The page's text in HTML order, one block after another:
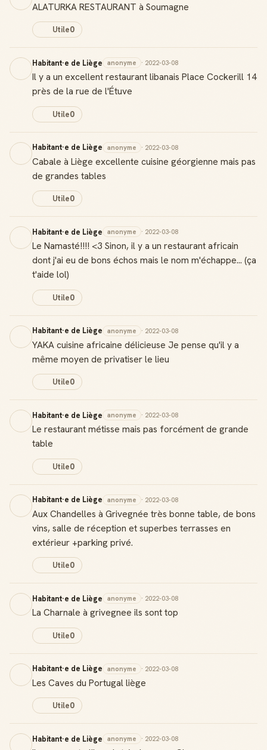
ALATURKA RESTAURANT à Soumagne
Utile0
Habitant·e de Liège anonyme · 2022-03-08
Il y a un excellent restaurant libanais Place Cockerill 14
près de la rue de l'Étuve
Utile0
Habitant·e de Liège anonyme · 2022-03-08
Cabale à Liège excellente cuisine géorgienne mais pas
de grandes tables
Utile0
Habitant·e de Liège anonyme · 2022-03-08
Le Namasté!!!! <3 Sinon, il y a un restaurant africain
dont j'ai eu de bons échos mais le nom m'échappe... (ça
t'aide lol)
Utile0
Habitant·e de Liège anonyme · 2022-03-08
YAKA cuisine africaine délicieuse Je pense qu'il y a
même moyen de privatiser le lieu
Utile0
Habitant·e de Liège anonyme · 2022-03-08
Le restaurant métisse mais pas forcément de grande
table
Utile0
Habitant·e de Liège anonyme · 2022-03-08
Aux Chandelles à Grivegnée très bonne table, de bons
vins, salle de réception et superbes terrasses en
extérieur +parking privé.
Utile0
Habitant·e de Liège anonyme · 2022-03-08
La Charnale à grivegnee ils sont top
Utile0
Habitant·e de Liège anonyme · 2022-03-08
Les Caves du Portugal liège
Utile0
Habitant·e de Liège anonyme · 2022-03-08
Deviens une référence dans ta ville
Notifications
Sois notifié quand ton avis aide quelqu'un